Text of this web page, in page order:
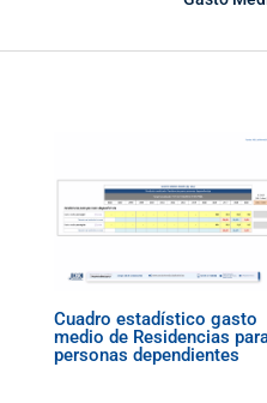
Cuadro estadístico gasto
medio de Residencias
personas dependientes